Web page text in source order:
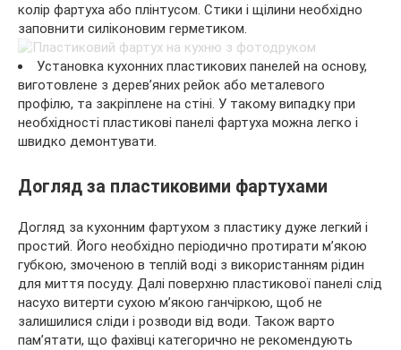
колір фартуха або плінтусом. Стики і щілини необхідно
заповнити силіконовим герметиком.
Установка кухонних пластикових панелей на основу,
виготовлене з дерев’яних рейок або металевого
профілю, та закріплене на стіні. У такому випадку при
необхідності пластикові панелі фартуха можна легко і
швидко демонтувати.
Догляд за пластиковими фартухами
Догляд за кухонним фартухом з пластику дуже легкий і
простий. Його необхідно періодично протирати м’якою
губкою, змоченою в теплій воді з використанням рідин
для миття посуду. Далі поверхню пластикової панелі слід
насухо витерти сухою м’якою ганчіркою, щоб не
залишилися сліди і розводи від води. Також варто
пам’ятати, що фахівці категорично не рекомендують